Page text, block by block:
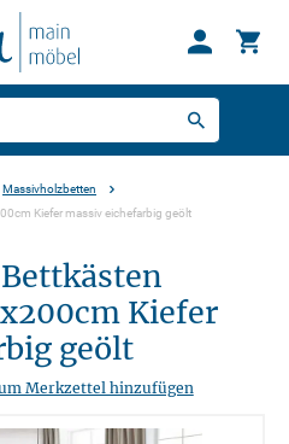
Massivholzbetten
Kiefer massiv eichefarbig geölt
Kiefer
geölt
Merkzettel hinzufügen